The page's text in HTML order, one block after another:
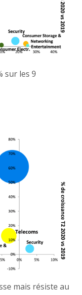
sur les 9
mais résiste au